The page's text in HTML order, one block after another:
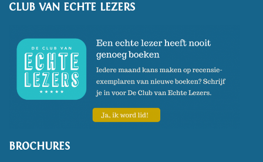
CLUB VAN ECHTE LEZERS
BROCHURES